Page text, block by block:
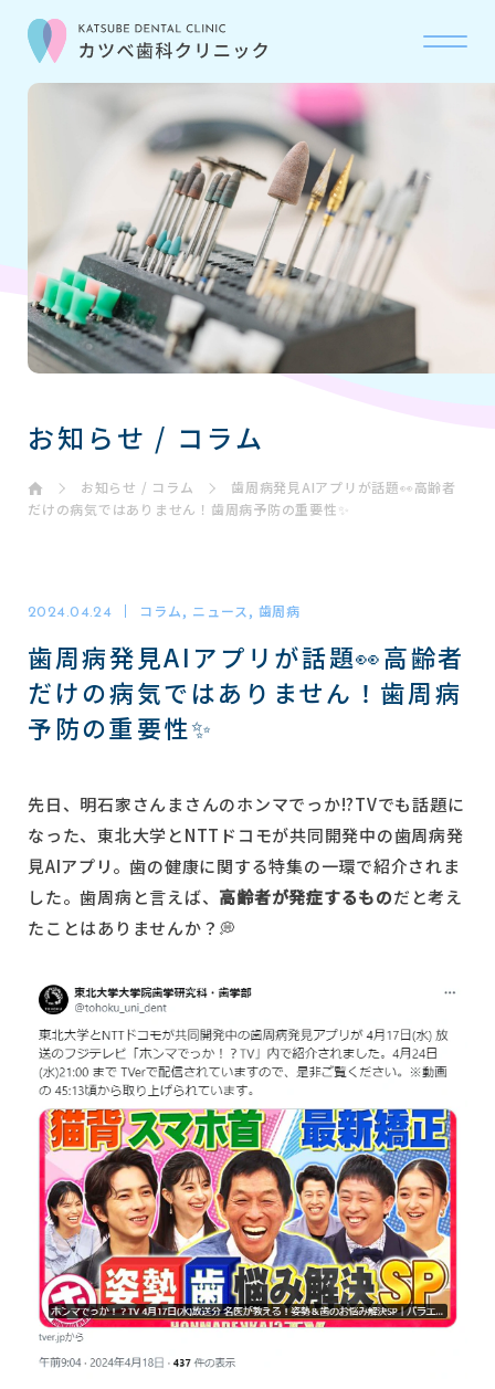
当院について ABOUT
診療科目 OUR CARE
初診の流れ FLOW
WEB診療予約
電話で問い合わせる
診療時間 月 火 水 木 金 土 日 祝
8:00 - 18:30
予約状況
お知らせ / コラム
お知らせ / コラム
歯周病発見AIアプリが話題👀高齢者
だけの病気ではありません！歯周病予防の重要性✨
2024.04.24 コラム, ニュース, 歯周病
歯周病発見AIアプリが話題👀高齢者
だけの病気ではありません！歯周病
予防の重要性✨
先日、明石家さんまさんのホンマでっか!?TVでも話題に
なった、東北大学とNTTドコモが共同開発中の歯周病発
見AIアプリ。歯の健康に関する特集の一環で紹介されま
した。歯周病と言えば、 高齢者が発症するものだと考え
たことはありませんか？💭